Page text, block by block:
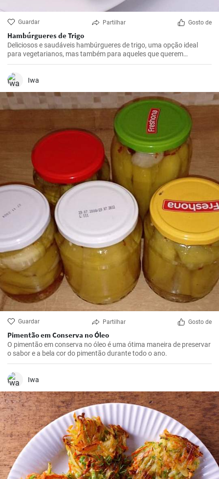
Guardar Partilhar Gosto de
Hambúrgueres de Trigo
Deliciosos e saudáveis hambúrgueres de trigo, uma opção ideal
para vegetarianos, mas também para aqueles que querem
experimentar algo diferente dos tradicionais hambúrgueres de
carne.
Iwa
Guardar Partilhar Gosto de
Pimentão em Conserva no Óleo
O pimentão em conserva no óleo é uma ótima maneira de preservar
o sabor e a bela cor do pimentão durante todo o ano.
Iwa